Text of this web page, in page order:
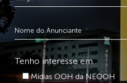
Tenho interesse em
Mídias OOH da NEOOH